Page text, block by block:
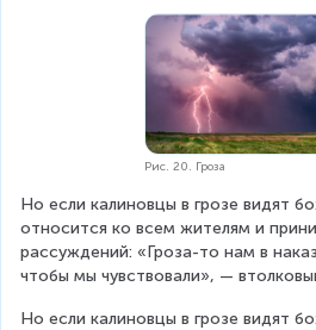
Рис. 20. Гроза
Но если калиновцы в грозе видят
относится ко всем жителям и
рассуждений: «Гроза-то нам в
чтобы мы чувствовали», —
Но если калиновцы в грозе видят